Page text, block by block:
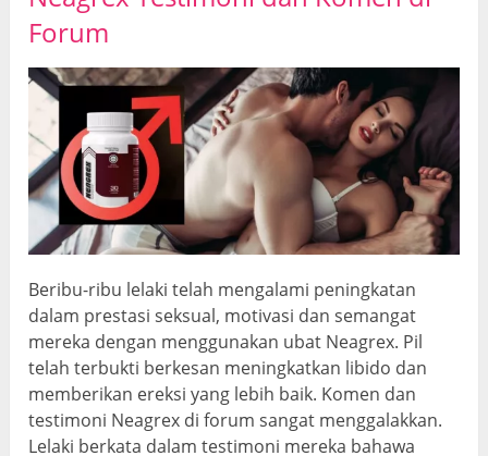
Forum
Beribu-ribu lelaki telah mengalami peningkatan
dalam prestasi seksual, motivasi dan semangat
mereka dengan menggunakan ubat Neagrex. Pil
telah terbukti berkesan meningkatkan libido dan
memberikan ereksi yang lebih baik. Komen dan
testimoni Neagrex di forum sangat menggalakkan.
Lelaki berkata dalam testimoni mereka bahawa